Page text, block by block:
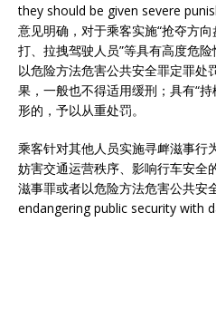
they should be given severe
意见明确，对于乘客实施“抢夺方
打、拉拽驾驶人员”等具有高度危
以危险方法危害公共安全罪定罪处
果，一般也不得适用缓刑；具有“
形的，予以从重处罚。
乘客针对其他人员实施寻衅滋事行
妨害交通运营秩序、影响行车安全
滋事罪或者以危险方法危害公共
endangering public security with